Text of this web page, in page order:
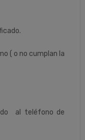
( o no cumplan la
al teléfono de